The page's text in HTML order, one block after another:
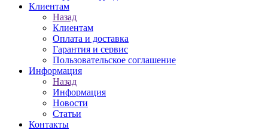
Клиентам
Назад
Клиентам
Оплата и доставка
Гарантия и сервис
Пользовательское соглашение
Информация
Назад
Информация
Новости
Статьи
Контакты